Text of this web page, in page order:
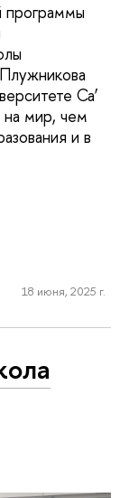
программы
Ca’
на мир, чем
и в
18 июня, 2025 г.